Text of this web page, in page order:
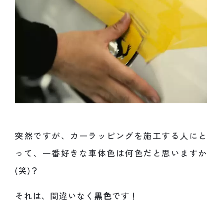
突然ですが、カーラッピングを施工する人にと
って、一番好きな車体色は何色だと思いますか
(笑)？
それは、間違いなく 黒色です！